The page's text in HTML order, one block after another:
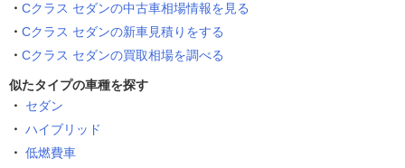
Cクラス セダンの中古車相場情報を見る
Cクラス セダンの新車見積りをする
Cクラス セダンの買取相場を調べる
似たタイプの車種を探す
セダン
ハイブリッド
低燃費車